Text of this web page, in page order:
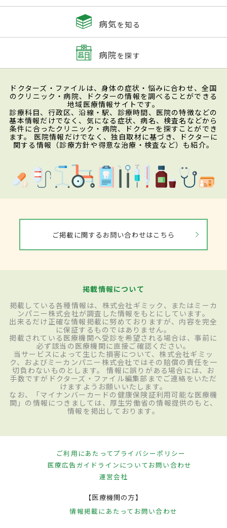
病気を知る
病院を探す
ドクターズ・ファイルは、身体の症状・悩みに合わせ、全国
のクリニック・病院、ドクターの情報を調べることができる
地域医療情報サイトです。
診療科目、行政区、沿線・駅、診療時間、医院の特徴などの
基本情報だけでなく、気になる症状、病名、検査名などから
条件に合ったクリニック・病院、ドクターを探すことができ
ます。 医院情報だけでなく、独自取材に基づき、ドクターに
関する情報（診療方針や得意な治療・検査など）も紹介。
ご掲載に関するお問い合わせはこちら
掲載情報について
掲載している各種情報は、株式会社ギミック、またはミーカ
ンパニー株式会社が調査した情報をもとにしています。
出来るだけ正確な情報掲載に努めておりますが、内容を完全
に保証するものではありません。
掲載されている医療機関へ受診を希望される場合は、事前に
必ず該当の医療機関に直接ご確認ください。
当サービスによって生じた損害について、株式会社ギミッ
ク、およびミーカンパニー株式会社ではその賠償の責任を一
切負わないものとします。 情報に誤りがある場合には、お
手数ですがドクターズ・ファイル編集部までご連絡をいただ
けますようお願いいたします。
なお、「マイナンバーカードの健康保険証利用可能な医療機
関」の情報につきましては、厚生労働省の情報提供のもと、
情報を掲出しております。
ご利用にあたってプライバシーポリシー
医療広告ガイドラインについてお問い合わせ
運営会社
【医療機関の方】
情報掲載にあたって お問い合わせ